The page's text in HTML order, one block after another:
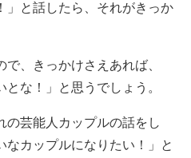
」と話したら、それがきっか
、きっかけさえあれば、
とな！」と思うでしょう。
芸能人カップルの話をし
なカップルになりたい！」と